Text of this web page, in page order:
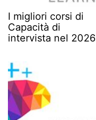
I migliori corsi di
Capacità di
intervista nel 2026